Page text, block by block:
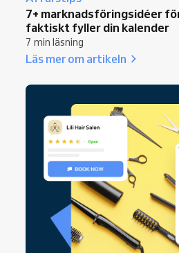
7+ marknadsföringsidéer
faktiskt fyller din kalender
7 min läsning
Läs mer om artikeln